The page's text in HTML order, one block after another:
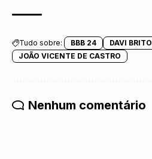
Tudo sobre: BBB 24
DAVI BRITO
JOÃO VICENTE DE CASTRO
Nenhum comentário